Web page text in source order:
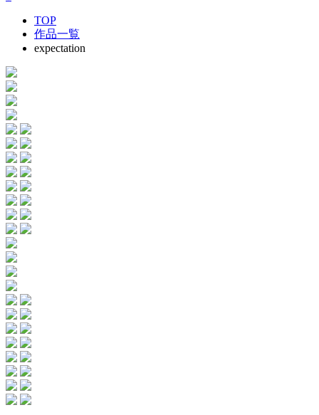
TOP
作品一覧
expectation